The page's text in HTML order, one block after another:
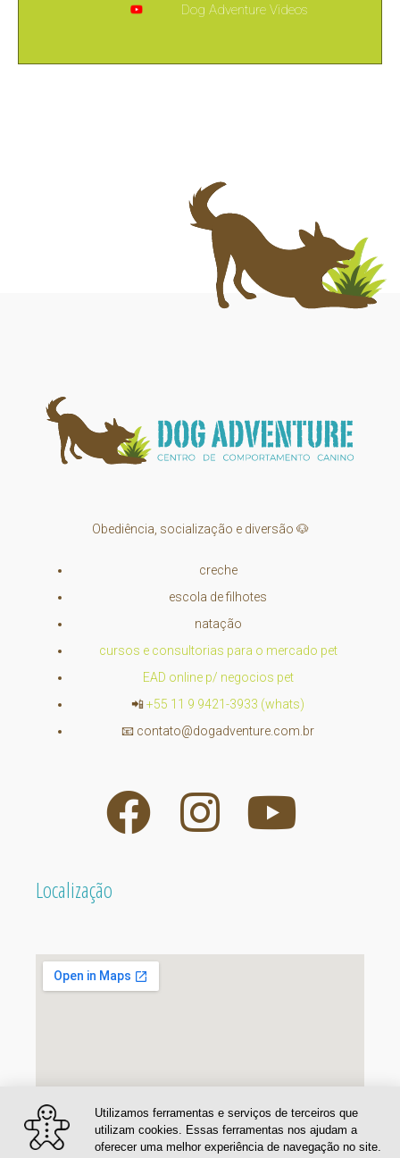
Dog Adventure Videos
Obediência, socialização e diversão 🐶
creche
escola de filhotes
natação
cursos e consultorias para o mercado pet
EAD online p/ negocios pet
📲+55 11 9 9421-3933 (whats)
📧 contato@dogadventure.com.br
Localização
Utilizamos ferramentas e serviços de terceiros que
utilizam cookies. Essas ferramentas nos ajudam a
oferecer uma melhor experiência de navegação no site.